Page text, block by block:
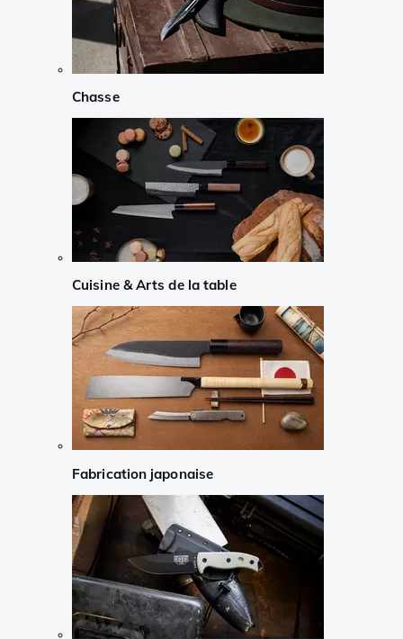
Chasse
Cuisine & Arts de la table
Fabrication japonaise